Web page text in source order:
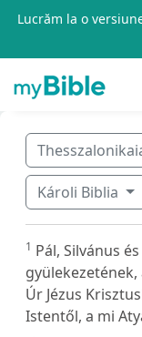
Lucrăm la o
Károli Biblia
1 Pál, Silvánus
gyülekezetének,
Úr Jézus
Istentől, a mi